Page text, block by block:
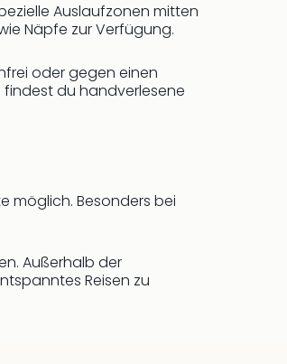
Auslaufzonen mitten
Näpfe zur Verfügung.
oder gegen einen
findest du handverlesene
möglich. Besonders bei
Außerhalb der
Reisen zu